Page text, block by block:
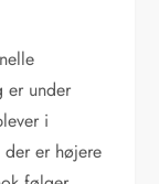
er under
i
der er højere